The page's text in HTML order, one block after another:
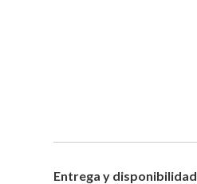
Entrega y disponibilidad